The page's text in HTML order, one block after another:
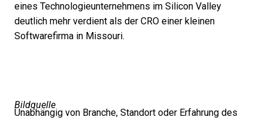
eines Technologieunternehmens im Silicon Valley
deutlich mehr verdient als der CRO einer kleinen
Softwarefirma in Missouri.
Bildquelle
Unabhängig von Branche, Standort oder Erfahrung des